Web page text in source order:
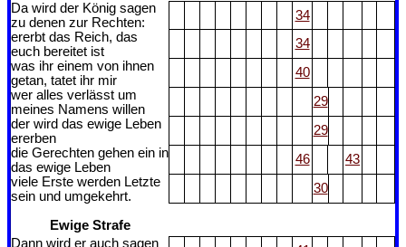
Da wird der König sagen
zu denen zur Rechten:
34
ererbt das Reich, das
euch bereitet ist
34
was ihr einem von ihnen
getan, tatet ihr mir
40
wer alles verlässt um
meines Namens willen
29
der wird das ewige Leben
ererben
29
die Gerechten gehen ein in
das ewige Leben
46
43
viele Erste werden Letzte
sein und umgekehrt.
30
Ewige Strafe
Dann wird er auch sagen